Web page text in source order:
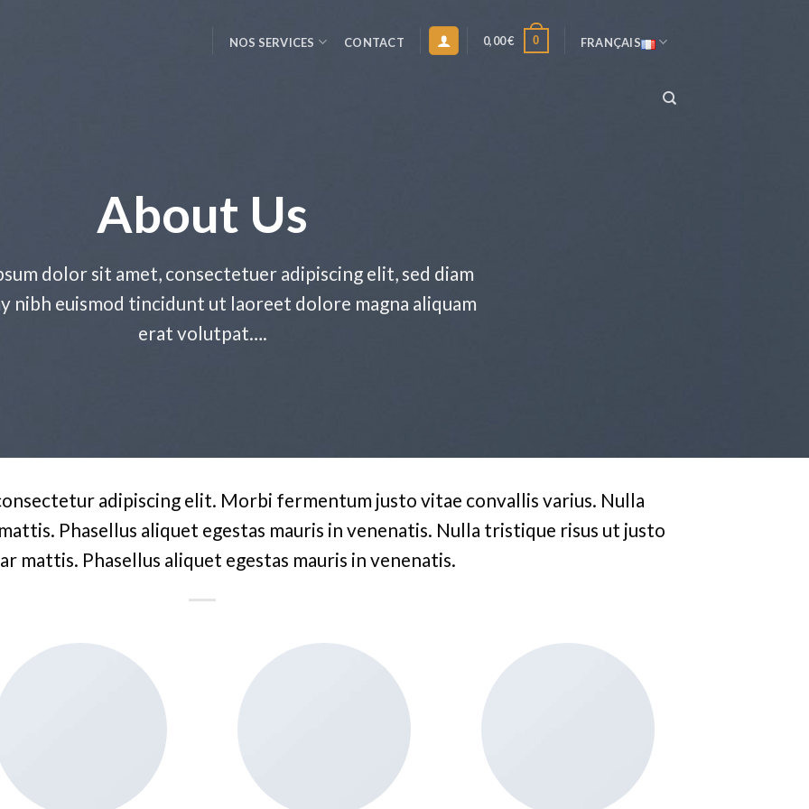
NOS SERVICES CONTACT 0,00€ 0 FRANÇAIS
About Us
dolor sit amet, consectetuer adipiscing elit, sed diam
nibh euismod tincidunt ut laoreet dolore magna aliquam
erat volutpat….
adipiscing elit. Morbi fermentum justo vitae convallis varius. Nulla
Phasellus aliquet egestas mauris in venenatis. Nulla tristique risus ut justo
mattis. Phasellus aliquet egestas mauris in venenatis.